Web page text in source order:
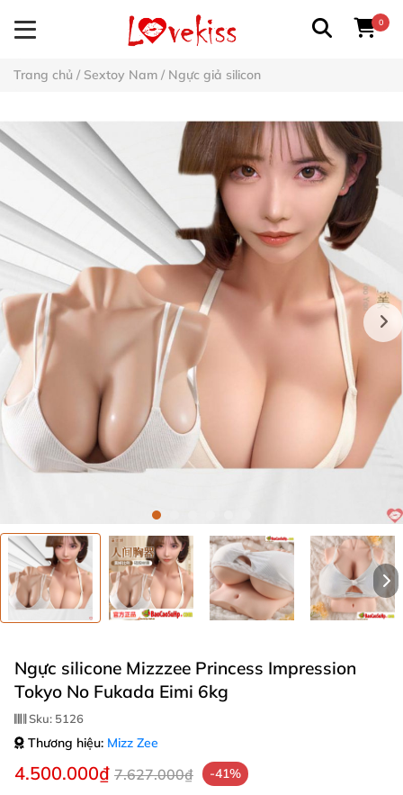
0
Trang chủ / Sextoy Nam / Ngực giả silicon
Ngực silicone Mizzzee Princess Impression
Tokyo No Fukada Eimi 6kg
Sku: 5126
Thương hiệu: Mizz Zee
4.500.000₫ 7.627.000₫ -41%